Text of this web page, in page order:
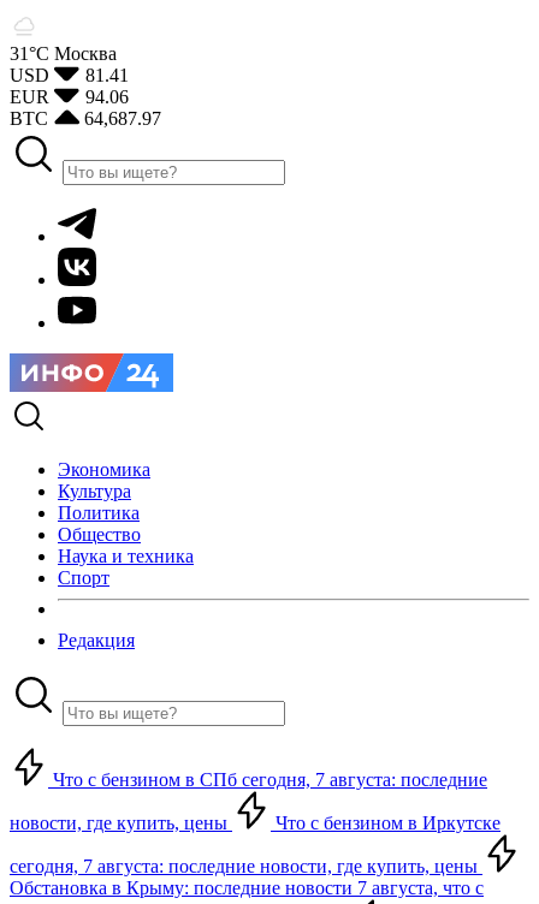
31°С Москва
USD
81.41
EUR
94.06
BTC
64,687.97
Экономика
Культура
Политика
Общество
Наука и техника
Спорт
Редакция
Что с бензином в СПб сегодня, 7 августа: последние
новости, где купить, цены Что с бензином в Иркутске
сегодня, 7 августа: последние новости, где купить, цены
Обстановка в Крыму: последние новости 7 августа, что с